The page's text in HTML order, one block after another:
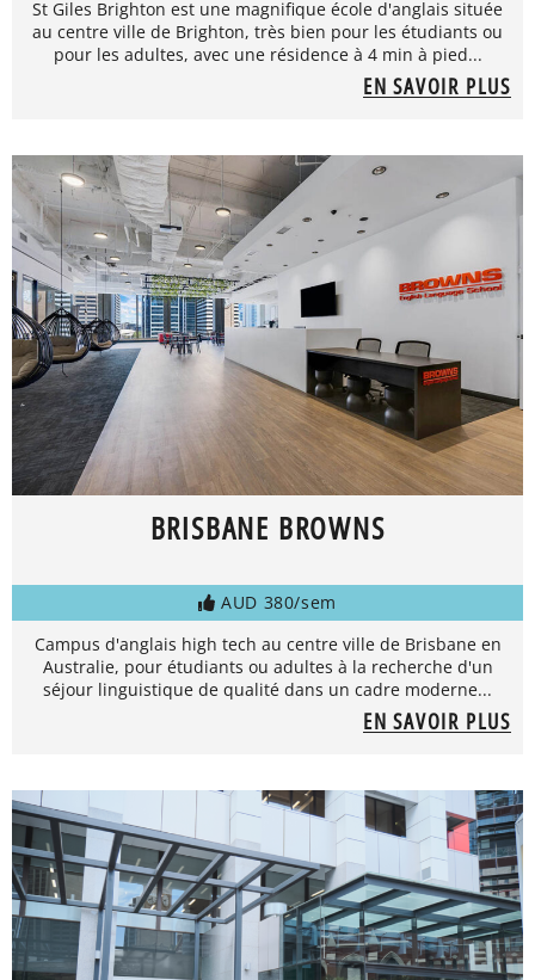
St Giles Brighton est une magnifique école d'anglais située
au centre ville de Brighton, très bien pour les étudiants ou
pour les adultes, avec une résidence à 4 min à pied...
EN SAVOIR PLUS
BRISBANE BROWNS
AUD 380/sem
Campus d'anglais high tech au centre ville de Brisbane en
Australie, pour étudiants ou adultes à la recherche d'un
séjour linguistique de qualité dans un cadre moderne...
EN SAVOIR PLUS